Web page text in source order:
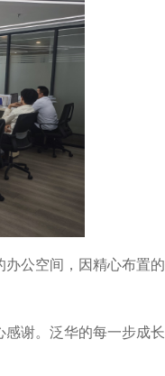
公空间，因精心布置
谢。泛华的每一步成